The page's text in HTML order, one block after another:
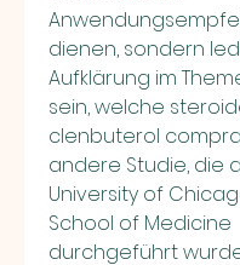
dienen, sondern
Aufklärung im
sein, welche
clenbuterol
andere Studie, die
University of
School of Medicine
durchgeführt